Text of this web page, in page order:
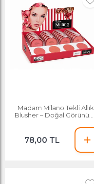
Madam Milano Tekli Allık
Blusher – Doğal Görünüm,
78,00 TL